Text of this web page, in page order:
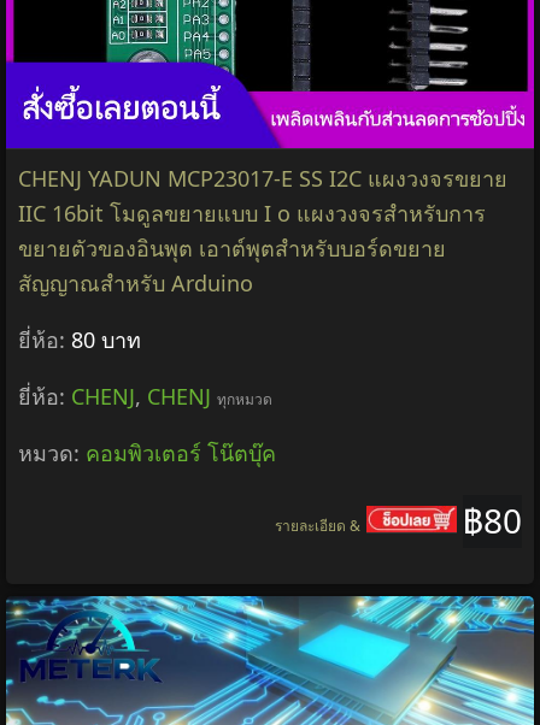
CHENJ YADUN MCP23017-E SS I2C แผงวงจรขยาย
IIC 16bit โมดูลขยายแบบ I o แผงวงจรสำหรับการ
ขยายตัวของอินพุต เอาต์พุตสำหรับบอร์ดขยาย
สัญญาณสำหรับ Arduino
ยี่ห้อ: 80 บาท
ยี่ห้อ: CHENJ, CHENJ ทุกหมวด
หมวด: คอมพิวเตอร์ โน๊ตบุ๊ค
฿80
รายละเอียด &